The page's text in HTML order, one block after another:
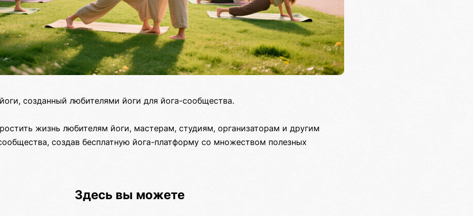
созданный любителями йоги для йога-сообщества.
жизнь любителям йоги, мастерам, студиям, организаторам и другим
создав бесплатную йога-платформу со множеством полезных
Здесь вы можете